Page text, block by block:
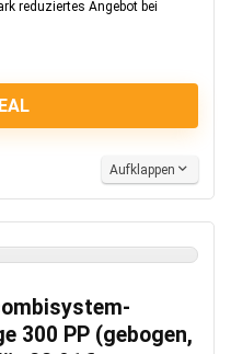
reduziertes Angebot bei
Aufklappen
300 PP (gebogen,